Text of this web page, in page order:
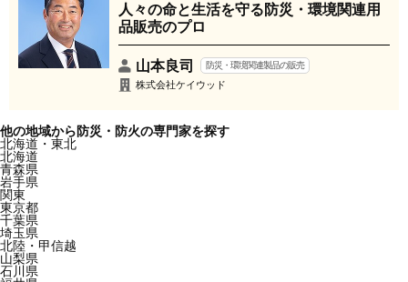
人々の命と生活を守る防災・環境関連用
品販売のプロ
山本良司 防災・環境関連製品の販売
株式会社ケイウッド
他の地域から防災・防火の専門家を探す
北海道・東北
北海道
青森県
岩手県
関東
東京都
千葉県
埼玉県
北陸・甲信越
山梨県
石川県